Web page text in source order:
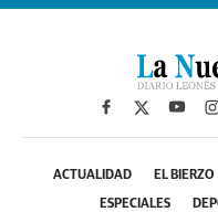
ACTUALIDAD EL BIERZO
ESPECIALES